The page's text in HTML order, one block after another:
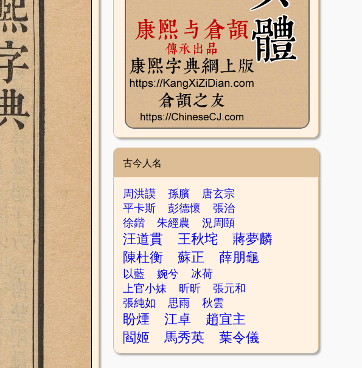
古今人名
周洪謨 孫臏
唐玄宗
平卡斯
彭德懷
張治
徐鍇
朱經農 況周頤
汪道貫 王秋垞
蔣夢麟
陳杜衡
蘇正 薛朋龜
以藍 婉兮
冰荷
上官小妹
昕昕
張元和
張純如
思雨 秋雲
盼煙 江卓
趙宜主
閻姬
馬秀英 葉令儀